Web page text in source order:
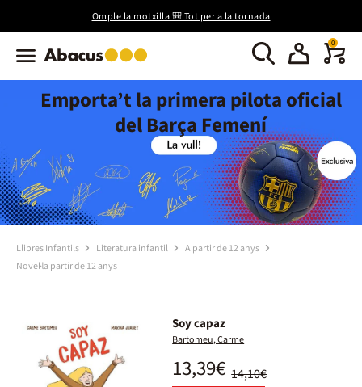
Omple la motxilla 🎒 Tot per a la tornada
0
Emporta’t la primera pilota oficial
del Barça Femení
Llibres Infantils Literatura infantil
A partir de 12 anys
Novel·la partir de 12 anys
Soy capaz
Bartomeu, Carme
14,10€
13,39€